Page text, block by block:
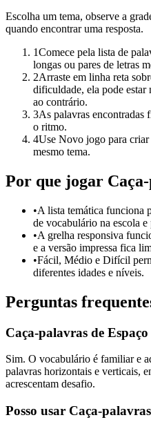
Escolha um tema, observe a
quando encontrar uma resposta.
1Comece pela lista de
longas ou pares de letras
2Arraste em linha reta
dificuldade, ela pode
ao contrário.
3As palavras encontradas
o ritmo.
4Use Novo jogo para
mesmo tema.
Por que jogar
•A lista temática funciona
de vocabulário na escola
•A grelha responsiva
e a versão impressa fica
•Fácil, Médio e Difícil
diferentes idades e níveis.
Perguntas
Caça-palavras de
Sim. O vocabulário é familiar e
palavras horizontais e verticais,
acrescentam desafio.
Posso usar Caça-